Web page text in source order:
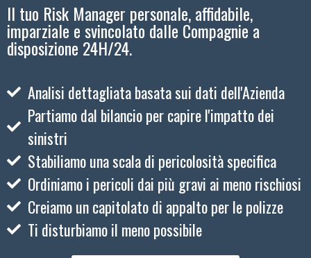
Il tuo Risk Manager personale, affidabile,
imparziale e svincolato dalle Compagnie a
disposizione 24H/24.
Analisi dettagliata basata sui dati dell'Azienda
Partiamo dal bilancio per capire l'impatto dei
sinistri
Stabiliamo una scala di pericolosità specifica
Ordiniamo i pericoli dai più gravi ai meno rischiosi
Creiamo un capitolato di appalto per le polizze
Ti disturbiamo il meno possibile